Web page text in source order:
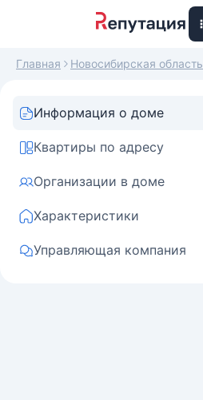
Главная Новосибирская область
Информация о доме
Квартиры по адресу
Организации в доме
Характеристики
Управляющая компания